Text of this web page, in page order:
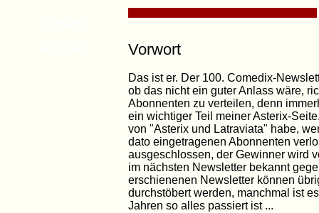
Vorwort
Das ist er. Der 100. Comedix-
ob das nicht ein guter Anlass wäre,
Abonnenten zu verteilen, denn
ein wichtiger Teil meiner Asterix-
von "Asterix und Latraviata" habe,
dato eingetragenen Abonnenten
ausgeschlossen, der Gewinner wird
im nächsten Newsletter bekannt
erschienenen Newsletter können
durchstöbert werden, manchmal ist
Jahren so alles passiert ist ...